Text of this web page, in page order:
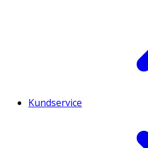
Kundservice